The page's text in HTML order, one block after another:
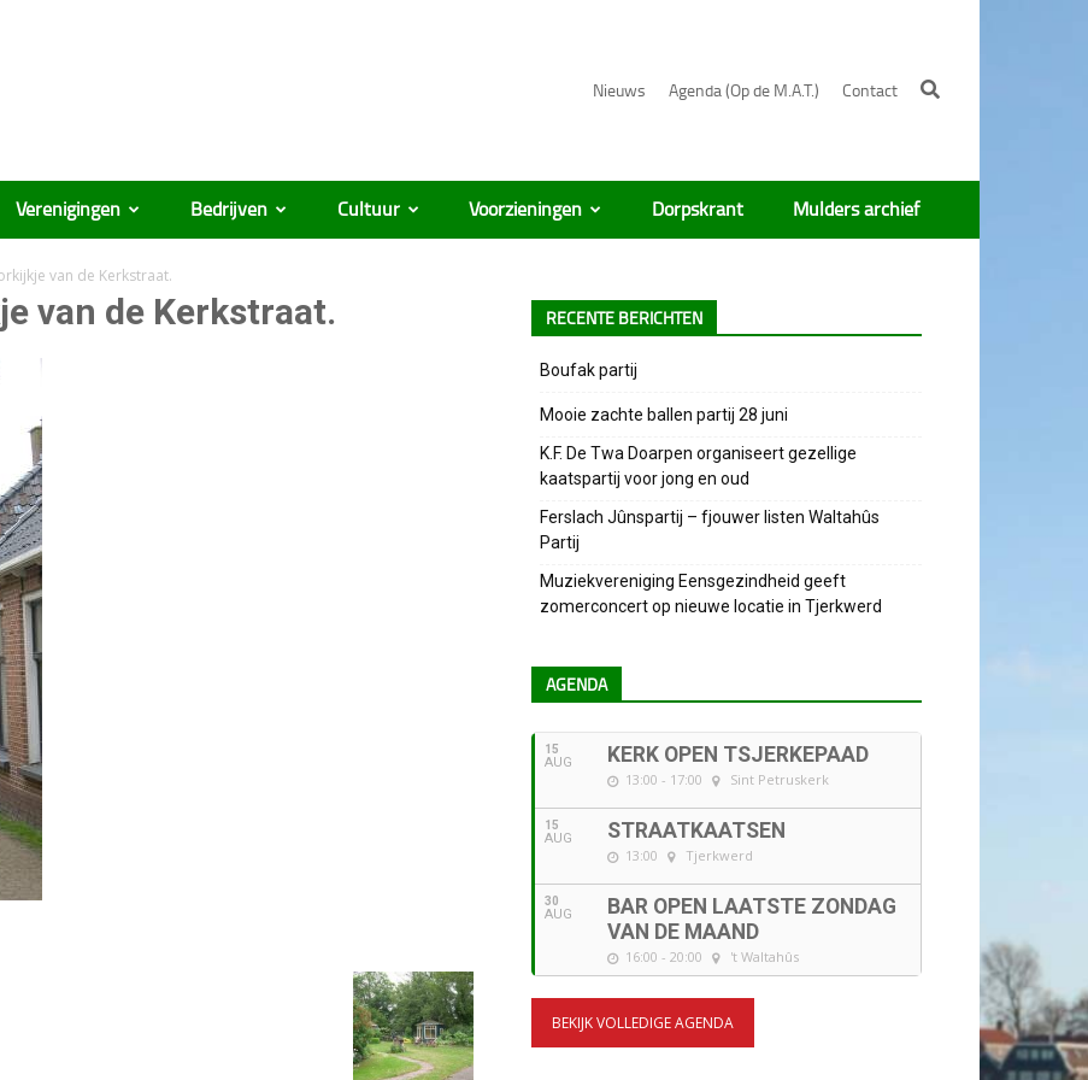
Nieuws Agenda (Op de M.A.T.) Contact
Verenigingen Bedrijven Cultuur Voorzieningen Dorpskrant Mulders archief
van de Kerkstraat.
van de Kerkstraat. RECENTE BERICHTEN
Boufak partij
Mooie zachte ballen partij 28 juni
K.F. De Twa Doarpen organiseert gezellige
kaatspartij voor jong en oud
Ferslach Jûnspartij – fjouwer listen Waltahûs
Partij
Muziekvereniging Eensgezindheid geeft
zomerconcert op nieuwe locatie in Tjerkwerd
AGENDA
15
AUG KERK OPEN TSJERKEPAAD
13:00 - 17:00 Sint Petruskerk
15
AUG STRAATKAATSEN
13:00 Tjerkwerd
30
AUG
BAR OPEN LAATSTE ZONDAG
VAN DE MAAND
16:00 - 20:00 't Waltahûs
BEKIJK VOLLEDIGE AGENDA